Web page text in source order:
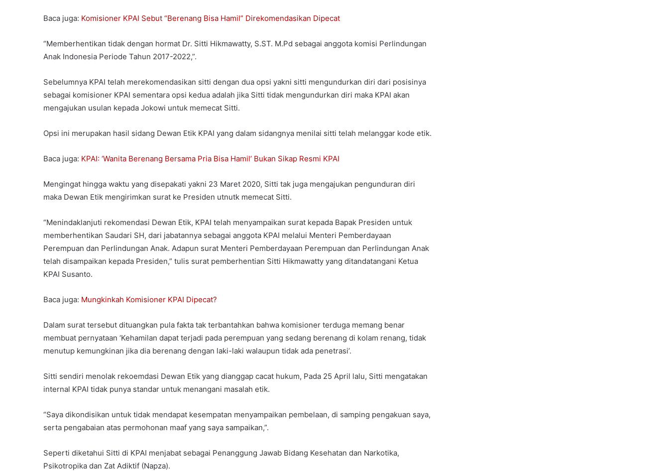
Baca juga: Komisioner KPAI Sebut “Berenang Bisa Hamil” Direkomendasikan Dipecat
“Memberhentikan tidak dengan hormat Dr. Sitti Hikmawatty, S.ST. M.Pd sebagai anggota komisi Perlindungan
Anak Indonesia Periode Tahun 2017-2022,”.
Sebelumnya KPAI telah merekomendasikan sitti dengan dua opsi yakni sitti mengundurkan diri dari posisinya
sebagai komisioner KPAI sementara opsi kedua adalah jika Sitti tidak mengundurkan diri maka KPAI akan
mengajukan usulan kepada Jokowi untuk memecat Sitti.
Opsi ini merupakan hasil sidang Dewan Etik KPAI yang dalam sidangnya menilai sitti telah melanggar kode etik.
Baca juga: KPAI: ‘Wanita Berenang Bersama Pria Bisa Hamil’ Bukan Sikap Resmi KPAI
Mengingat hingga waktu yang disepakati yakni 23 Maret 2020, Sitti tak juga mengajukan pengunduran diri
maka Dewan Etik mengirimkan surat ke Presiden utnutk memecat Sitti.
“Menindaklanjuti rekomendasi Dewan Etik, KPAI telah menyampaikan surat kepada Bapak Presiden untuk
memberhentikan Saudari SH, dari jabatannya sebagai anggota KPAI melalui Menteri Pemberdayaan
Perempuan dan Perlindungan Anak. Adapun surat Menteri Pemberdayaan Perempuan dan Perlindungan Anak
telah disampaikan kepada Presiden,” tulis surat pemberhentian Sitti Hikmawatty yang ditandatangani Ketua
KPAI Susanto.
Baca juga: Mungkinkah Komisioner KPAI Dipecat?
Dalam surat tersebut dituangkan pula fakta tak terbantahkan bahwa komisioner terduga memang benar
membuat pernyataan ‘Kehamilan dapat terjadi pada perempuan yang sedang berenang di kolam renang, tidak
menutup kemungkinan jika dia berenang dengan laki-laki walaupun tidak ada penetrasi’.
Sitti sendiri menolak rekoemdasi Dewan Etik yang dianggap cacat hukum, Pada 25 April lalu, Sitti mengatakan
internal KPAI tidak punya standar untuk menangani masalah etik.
“Saya dikondisikan untuk tidak mendapat kesempatan menyampaikan pembelaan, di samping pengakuan saya,
serta pengabaian atas permohonan maaf yang saya sampaikan,”.
Seperti diketahui Sitti di KPAI menjabat sebagai Penanggung Jawab Bidang Kesehatan dan Narkotika,
Psikotropika dan Zat Adiktif (Napza).